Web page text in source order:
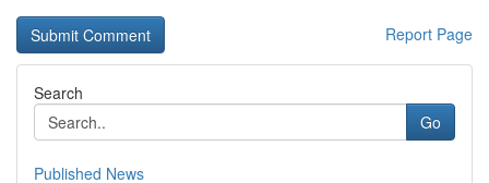
Report Page
Search
Go
Published News